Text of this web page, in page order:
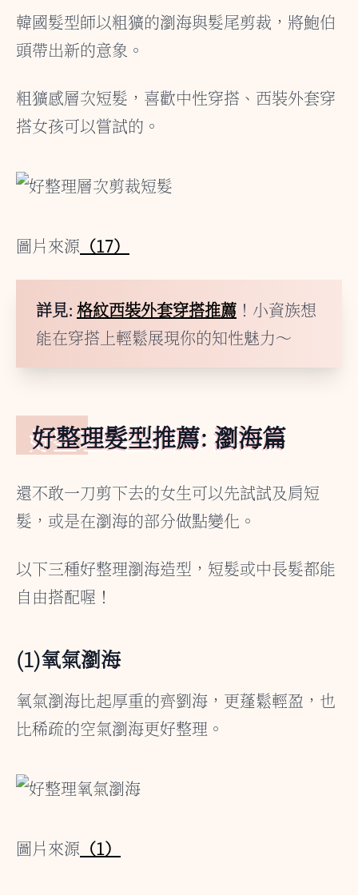
韓國髮型師以粗獷的瀏海與髮尾剪裁，將鮑伯
頭帶出新的意象。
粗獷感層次短髮，喜歡中性穿搭、西裝外套穿
搭女孩可以嘗試的。
圖片來源 （17）
詳見: 格紋西裝外套穿搭推薦 ！小資族想
能在穿搭上輕鬆展現你的知性魅力～
好整理髮型推薦: 瀏海篇
還不敢一刀剪下去的女生可以先試試及肩短
髮，或是在瀏海的部分做點變化。
以下三種好整理瀏海造型，短髮或中長髮都能
自由搭配喔！
(1)氧氣瀏海
氧氣瀏海比起厚重的齊劉海，更蓬鬆輕盈，也
比稀疏的空氣瀏海更好整理。
圖片來源 （1）